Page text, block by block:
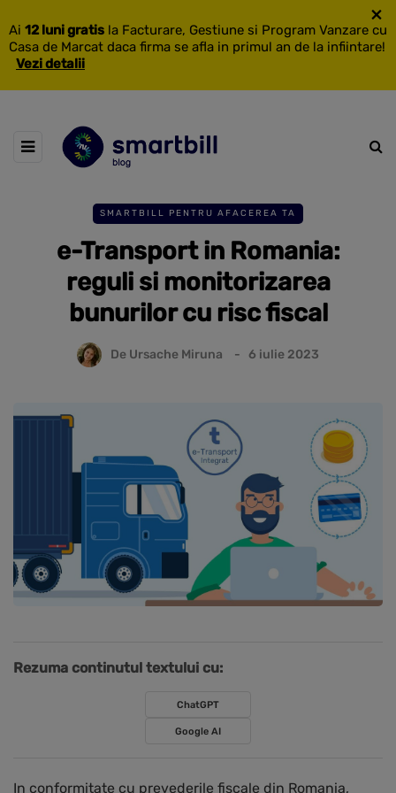
Ai 12 luni gratis la Facturare, Gestiune si Program Vanzare cu
Casa de Marcat daca firma se afla in primul an de la infiintare!
Vezi detalii
×
SMARTBILL PENTRU AFACEREA TA
e-Transport in Romania:
reguli si monitorizarea
bunurilor cu risc fiscal
De Ursache Miruna 6 iulie 2023
Rezuma continutul textului cu:
ChatGPT
Google AI
In conformitate cu prevederile fiscale din Romania,